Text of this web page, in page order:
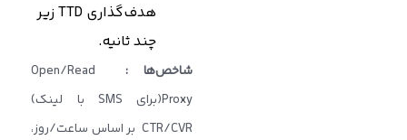
هدف‌گذاری TTD زیر
چند ثانیه.
شاخص‌ها :
Open/Read
Proxy(برای SMS با لینک)
CTR/CVR بر اساس ساعت/روز،